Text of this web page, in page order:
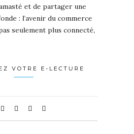
et de partager une
: l’avenir du commerce
seulement plus connecté,
VOTRE E-LECTURE